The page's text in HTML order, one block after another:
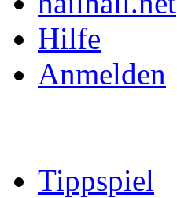
Hilfe
Anmelden
Tippspiel